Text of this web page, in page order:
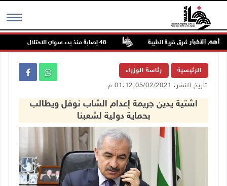
MENU أهم الاخبار
الرئيسية رئاسة الوزراء
تاريخ النشر: 05/02/2021 01:12 م
اشتية يدين جريمة إعدام الشاب نوفل ويطالب
بحماية دولية لشعبنا